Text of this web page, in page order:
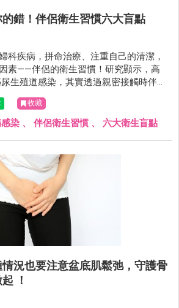
錯！伴侶衛生習慣六大盲點
科疾病，拼命治療、注重自己的清潔，
素——伴侶的衛生習慣！研究顯示，高
生殖道感染，其實透過親密接觸時伴侶
黴菌造成。
收藏
染 、 伴侶衛生習慣 、 六大衛生盲點
況也要注意盆底肌鬆弛，守護骨
！